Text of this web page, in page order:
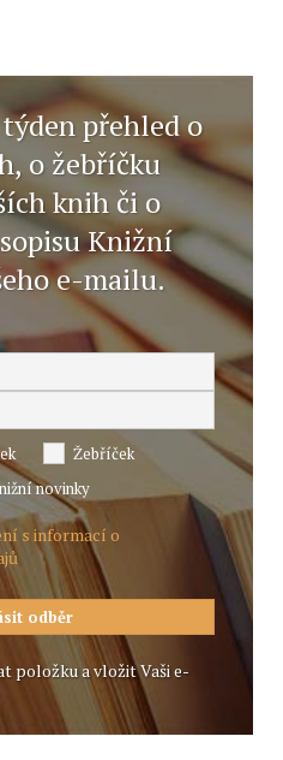
přehled o
o žebříčku
knih či o
Knižní
e-mailu.
Žebříček
novinky
s informací o
položku a vložit Vaši e-